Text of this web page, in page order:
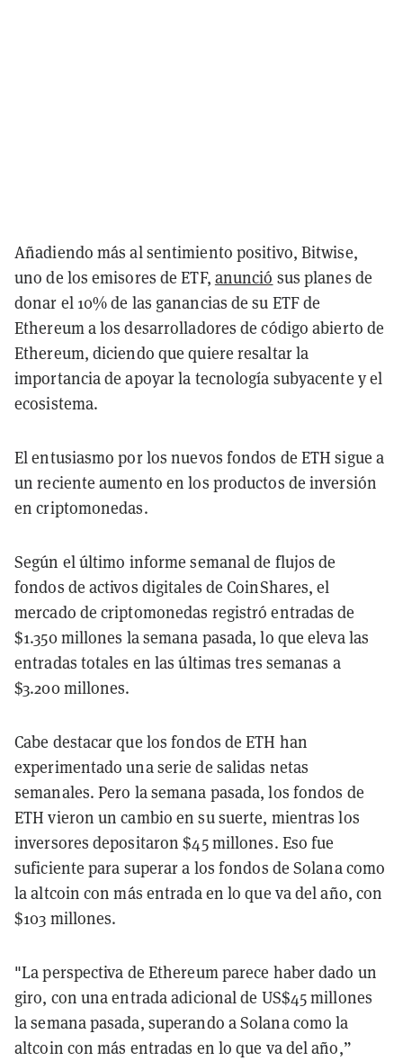
Añadiendo más al sentimiento positivo, Bitwise,
uno de los emisores de ETF, anunció sus planes de
donar el 10% de las ganancias de su ETF de
Ethereum a los desarrolladores de código abierto de
Ethereum, diciendo que quiere resaltar la
importancia de apoyar la tecnología subyacente y el
ecosistema.
El entusiasmo por los nuevos fondos de ETH sigue a
un reciente aumento en los productos de inversión
en criptomonedas.
Según el último informe semanal de flujos de
fondos de activos digitales de CoinShares, el
mercado de criptomonedas registró entradas de
$1.350 millones la semana pasada, lo que eleva las
entradas totales en las últimas tres semanas a
$3.200 millones.
Cabe destacar que los fondos de ETH han
experimentado una serie de salidas netas
semanales. Pero la semana pasada, los fondos de
ETH vieron un cambio en su suerte, mientras los
inversores depositaron $45 millones. Eso fue
suficiente para superar a los fondos de Solana como
la altcoin con más entrada en lo que va del año, con
$103 millones.
"La perspectiva de Ethereum parece haber dado un
giro, con una entrada adicional de US$45 millones
la semana pasada, superando a Solana como la
altcoin con más entradas en lo que va del año,”